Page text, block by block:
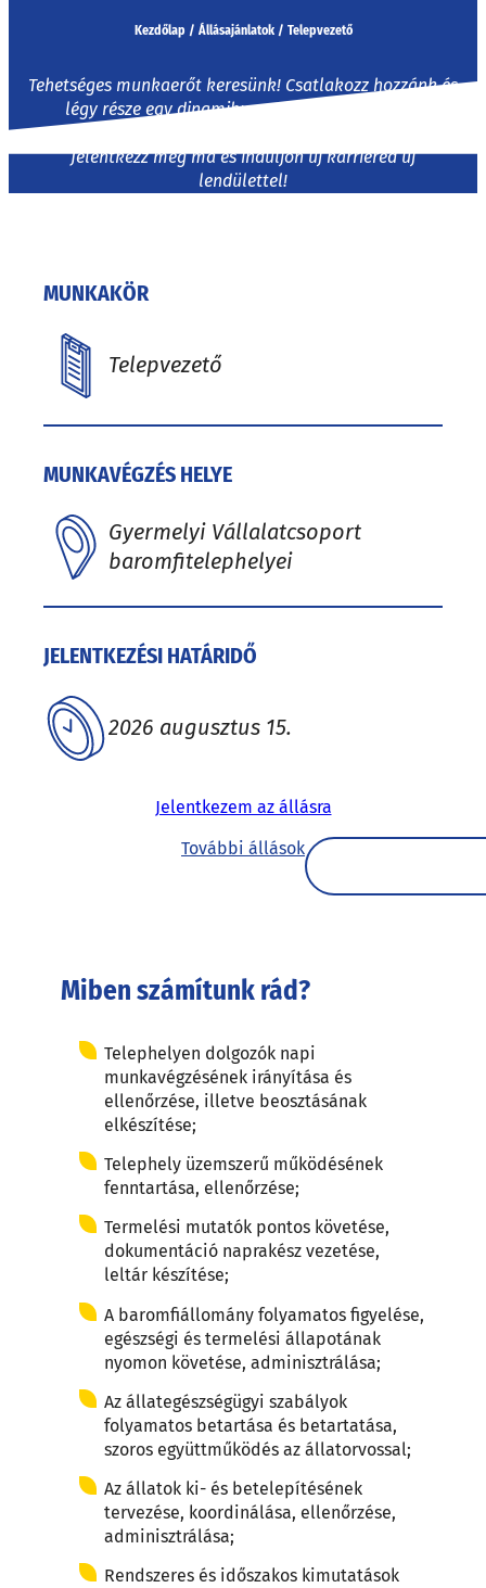
Kezdőlap/ Állásajánlatok/ Telepvezető
Tehetséges munkaerőt keresünk! Csatlakozz hozzánk és
légy része egy dinamikus csapatnak! Izgalmas
Jelentkezz még ma és induljon új karriered új
lendülettel!
MUNKAKÖR
Telepvezető
MUNKAVÉGZÉS HELYE
Gyermelyi Vállalatcsoport
baromfitelephelyei
JELENTKEZÉSI HATÁRIDŐ
2026 augusztus 15.
Jelentkezem az állásra
További állások
Miben számítunk rád?
Telephelyen dolgozók napi
munkavégzésének irányítása és
ellenőrzése, illetve beosztásának
elkészítése;
Telephely üzemszerű működésének
fenntartása, ellenőrzése;
Termelési mutatók pontos követése,
dokumentáció naprakész vezetése,
leltár készítése;
A baromfiállomány folyamatos figyelése,
egészségi és termelési állapotának
nyomon követése, adminisztrálása;
Az állategészségügyi szabályok
folyamatos betartása és betartatása,
szoros együttműködés az állatorvossal;
Az állatok ki- és betelepítésének
tervezése, koordinálása, ellenőrzése,
adminisztrálása;
Rendszeres és időszakos kimutatások